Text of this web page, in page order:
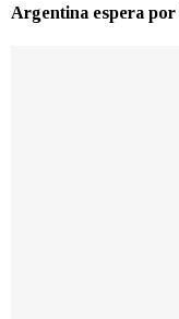
Argentina espera